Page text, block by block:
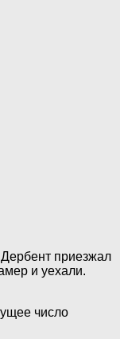
приезжал
и уехали.
число